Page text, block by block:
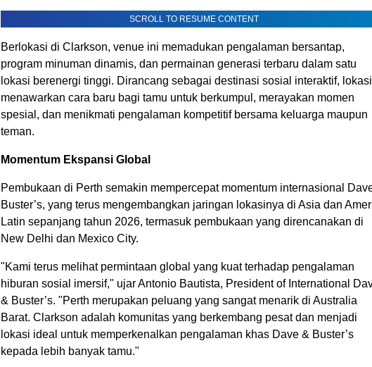
SCROLL TO RESUME CONTENT
Berlokasi di Clarkson, venue ini memadukan pengalaman bersantap,
program minuman dinamis, dan permainan generasi terbaru dalam satu
lokasi berenergi tinggi. Dirancang sebagai destinasi sosial interaktif,
menawarkan cara baru bagi tamu untuk berkumpul, merayakan momen
spesial, dan menikmati pengalaman kompetitif bersama keluarga maupun
teman.
Momentum Ekspansi Global
Pembukaan di Perth semakin mempercepat momentum internasional
Buster’s, yang terus mengembangkan jaringan lokasinya di Asia dan
Latin sepanjang tahun 2026, termasuk pembukaan yang direncanakan di
New Delhi dan Mexico City.
"Kami terus melihat permintaan global yang kuat terhadap pengalaman
hiburan sosial imersif," ujar Antonio Bautista, President of International
& Buster’s. "Perth merupakan peluang yang sangat menarik di Australia
Barat. Clarkson adalah komunitas yang berkembang pesat dan menjadi
lokasi ideal untuk memperkenalkan pengalaman khas Dave & Buster’s
kepada lebih banyak tamu."